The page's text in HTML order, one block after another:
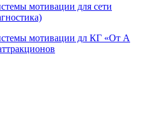
мотивации для сети
мотивации дл КГ «От А